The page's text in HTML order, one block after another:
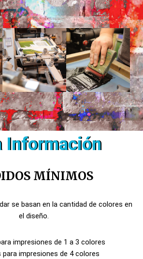
Información
MÍNIMOS
se basan en la cantidad de colores en
el diseño.
impresiones de 1 a 3 colores
para impresiones de 4 colores